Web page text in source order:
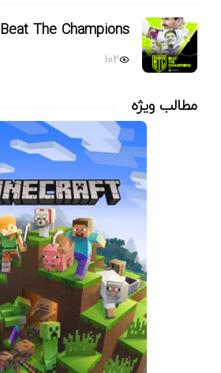
Beat The Champions
102
مطالب ویژه